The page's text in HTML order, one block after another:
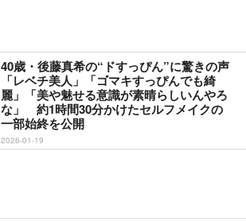
40歳・後藤真希の“ドすっぴん”に驚きの声
「レベチ美人」「ゴマキすっぴんでも綺
麗」「美や魅せる意識が素晴らしいんやろ
な」 約1時間30分かけたセルフメイクの
一部始終を公開
2026-01-19